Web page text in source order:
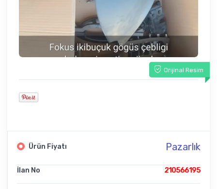
Orijinal Resim
Ürün Fiyatı Pazarlık
İlan No 210566195